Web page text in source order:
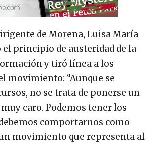
de Morena, Luisa María
el principio de austeridad de la
y tiró línea a los
movimiento: “Aunque se
no se trata de ponerse un
caro. Podemos tener los
comportarnos como
movimiento que representa al